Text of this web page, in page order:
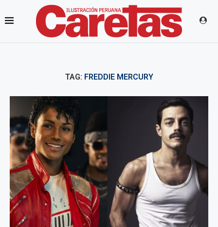
TAG: FREDDIE MERCURY